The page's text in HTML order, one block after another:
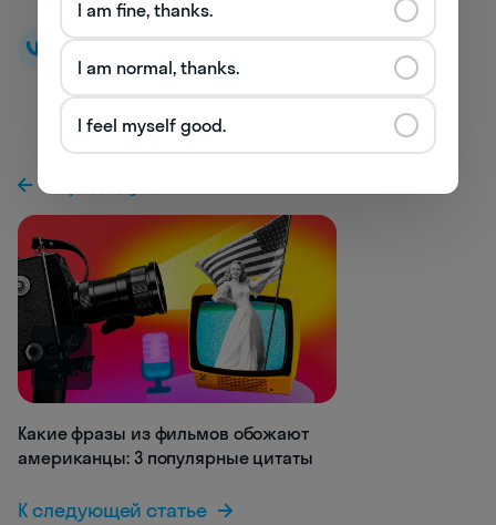
4.3K
Какие фразы из фильмов обожают
американцы: 3 популярные цитаты
К следующей статье
I am fine, thanks.
I am normal, thanks.
I feel myself good.